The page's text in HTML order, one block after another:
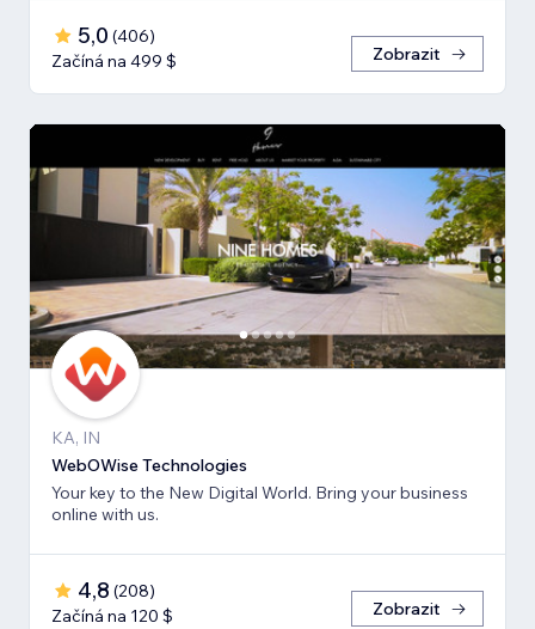
5,0 (406)
Začíná na 499 $
Zobrazit
KA, IN
WebOWise Technologies
Your key to the New Digital World. Bring your business
online with us.
4,8 (208)
Začíná na 120 $
Zobrazit